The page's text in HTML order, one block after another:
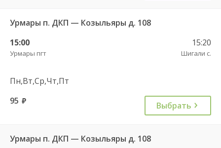
Урмары п. ДКП — Козыльяры д. 108
15:00
Урмары пгт
15:20
Шигали с.
Пн,Вт,Ср,Чт,Пт
95 руб. Выбрать
Урмары п. ДКП — Козыльяры д. 108